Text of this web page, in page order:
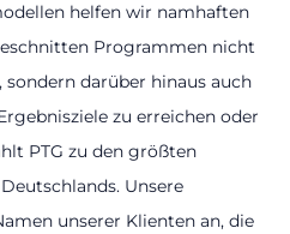
helfen wir namhaften
Programmen nicht
darüber hinaus auch
zu erreichen oder
PTG zu den größten
Unsere
unserer Klienten an, die